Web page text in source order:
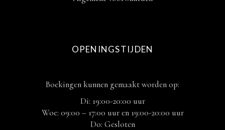
OPENINGSTIJDEN
Boekingen kunnen gemaakt worden op:
Di: 19:00-20:00 uur
Woe: 09:00 – 17:00 uur en 19:00-20:00 uur
Do: Gesloten